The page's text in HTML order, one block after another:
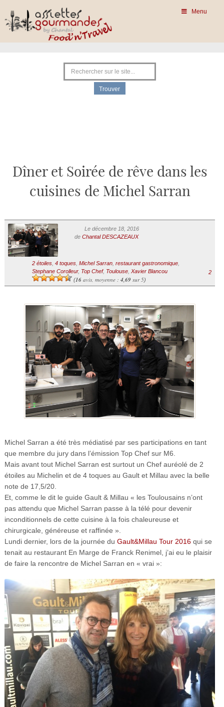
Menu
Dîner et Soirée de rêve dans les
cuisines de Michel Sarran
Le décembre 18, 2016
de Chantal DESCAZEAUX
2 étoiles, 4 toques, Michel Sarran, restaurant gastronomique,
Stephane Corolleur, Top Chef, Toulouse, Xavier Blancou
(16avis, moyenne : 4,69sur 5)
2
Michel Sarran a été très médiatisé par ses participations en tant
que membre du jury dans l’émission Top Chef sur M6.
Mais avant tout Michel Sarran est surtout un Chef auréolé de 2
étoiles au Michelin et de 4 toques au Gault et Millau avec la belle
note de 17,5/20.
Et, comme le dit le guide Gault & Millau « les Toulousains n’ont
pas attendu que Michel Sarran passe à la télé pour devenir
inconditionnels de cette cuisine à la fois chaleureuse et
chirurgicale, généreuse et raffinée ».
Lundi dernier, lors de la journée du Gault&Millau Tour 2016qui se
tenait au restaurant En Marge de Franck Renimel, j’ai eu le plaisir
de faire la rencontre de Michel Sarran en « vrai »: